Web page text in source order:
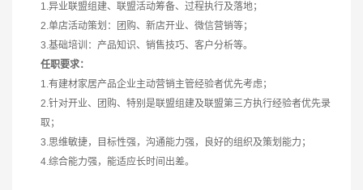
1.异业联盟组建、联盟活动筹备、过程执行及落地；
2.单店活动策划：团购、新店开业、微信营销等；
3.基础培训：产品知识、销售技巧、客户分析等。
任职要求：
1.有建材家居产品企业主动营销主管经验者优先考虑；
2.针对开业、团购、特别是联盟组建及联盟第三方执行经验者优先录
取；
3.思维敏捷，目标性强，沟通能力强，良好的组织及策划能力；
4.综合能力强，能适应长时间出差。